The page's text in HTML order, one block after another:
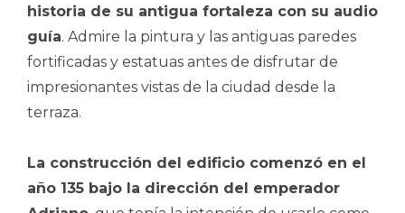
historia de su antigua fortaleza con su audio
guía. Admire la pintura y las antiguas paredes
fortificadas y estatuas antes de disfrutar de
impresionantes vistas de la ciudad desde la
terraza.
La construcción del edificio comenzó en el
año 135 bajo la dirección del emperador